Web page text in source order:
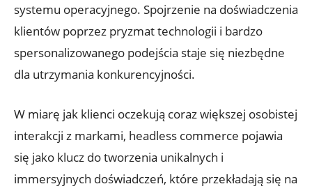
systemu operacyjnego. Spojrzenie na doświadczenia
klientów ‍poprzez pryzmat technologii i bardzo
spersonalizowanego podejścia staje się niezbędne
dla utrzymania konkurencyjności.
W miarę jak klienci ⁣oczekują coraz większej osobistej⁢
interakcji z⁢ markami, headless⁢ commerce pojawia
się jako ⁤klucz do tworzenia unikalnych ⁤i
immersyjnych doświadczeń, które przekładają się na